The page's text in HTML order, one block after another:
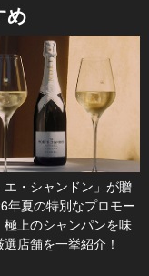
め
エ・シャンドン」が贈
年夏の特別なプロモー
極上のシャンパンを味
店舗を一挙紹介！